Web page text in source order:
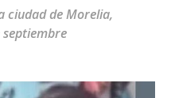
ciudad de Morelia,
septiembre